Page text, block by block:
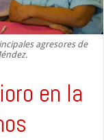
agresores de
en la